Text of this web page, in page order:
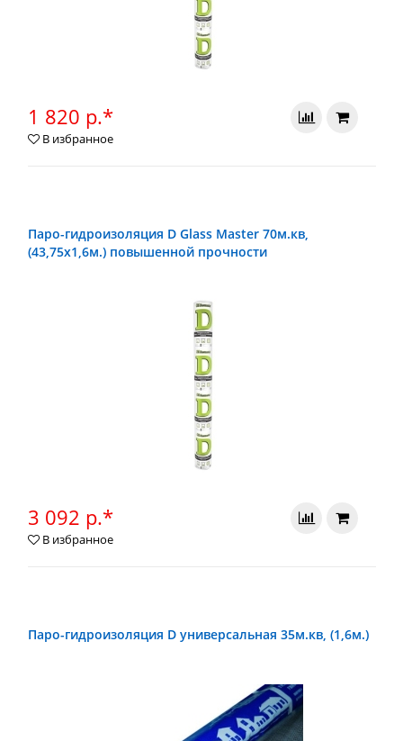
1 820 р.*
В избранное
Паро-гидроизоляция D Glass Master 70м.кв,
(43,75х1,6м.) повышенной прочности
3 092 р.*
В избранное
Паро-гидроизоляция D универсальная 35м.кв, (1,6м.)